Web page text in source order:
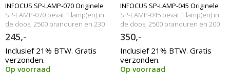
INFOCUS SP-LAMP-070 Originele
lampmodule
SP-LAMP-070 bevat 1 lamp(en) in
de doos, 2500 branduren en 230
Watt
245,-
Inclusief 21% BTW. Gratis
verzonden.
Op voorraad
INFOCUS SP-LAMP-045 Originele
lampmodule
SP-LAMP-045 bevat 1 lamp(en) in
de doos, 2500 branduren en 200
Watt
350,-
Inclusief 21% BTW. Gratis
verzonden.
Op voorraad